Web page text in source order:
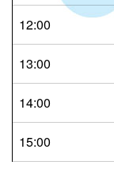
12:00
13:00
14:00
15:00